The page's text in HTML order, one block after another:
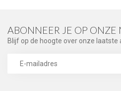
ABONNEER JE OP ONZE
Blijf op de hoogte over onze laatste